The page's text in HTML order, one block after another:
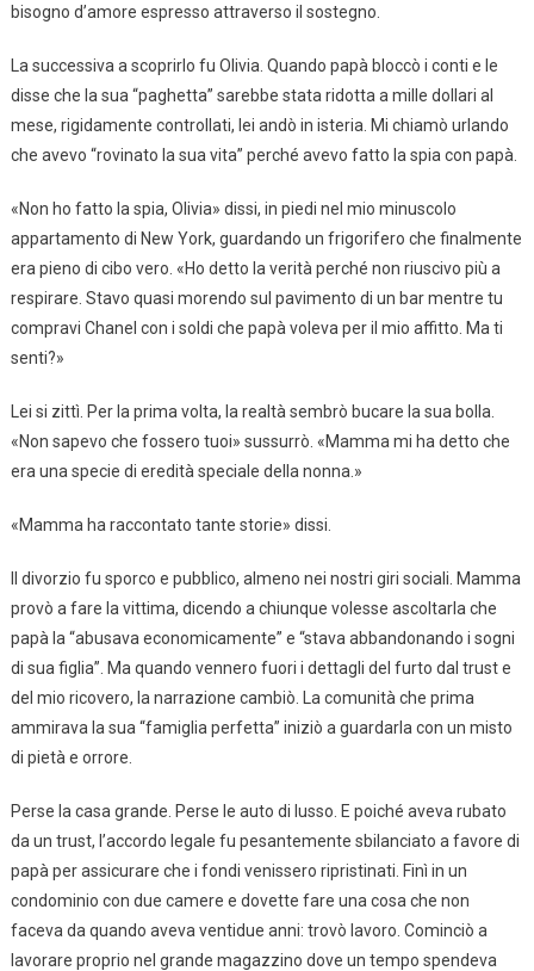
bisogno d’amore espresso attraverso il sostegno.
La successiva a scoprirlo fu Olivia. Quando papà bloccò i conti e le
disse che la sua “paghetta” sarebbe stata ridotta a mille dollari al
mese, rigidamente controllati, lei andò in isteria. Mi chiamò urlando
che avevo “rovinato la sua vita” perché avevo fatto la spia con papà.
«Non ho fatto la spia, Olivia» dissi, in piedi nel mio minuscolo
appartamento di New York, guardando un frigorifero che finalmente
era pieno di cibo vero. «Ho detto la verità perché non riuscivo più a
respirare. Stavo quasi morendo sul pavimento di un bar mentre tu
compravi Chanel con i soldi che papà voleva per il mio affitto. Ma ti
senti?»
Lei si zittì. Per la prima volta, la realtà sembrò bucare la sua bolla.
«Non sapevo che fossero tuoi» sussurrò. «Mamma mi ha detto che
era una specie di eredità speciale della nonna.»
«Mamma ha raccontato tante storie» dissi.
Il divorzio fu sporco e pubblico, almeno nei nostri giri sociali. Mamma
provò a fare la vittima, dicendo a chiunque volesse ascoltarla che
papà la “abusava economicamente” e “stava abbandonando i sogni
di sua figlia”. Ma quando vennero fuori i dettagli del furto dal trust e
del mio ricovero, la narrazione cambiò. La comunità che prima
ammirava la sua “famiglia perfetta” iniziò a guardarla con un misto
di pietà e orrore.
Perse la casa grande. Perse le auto di lusso. E poiché aveva rubato
da un trust, l’accordo legale fu pesantemente sbilanciato a favore di
papà per assicurare che i fondi venissero ripristinati. Finì in un
condominio con due camere e dovette fare una cosa che non
faceva da quando aveva ventidue anni: trovò lavoro. Cominciò a
lavorare proprio nel grande magazzino dove un tempo spendeva